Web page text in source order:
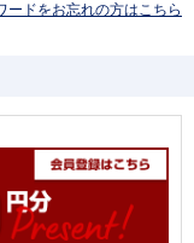
ードをお忘れの方はこちら